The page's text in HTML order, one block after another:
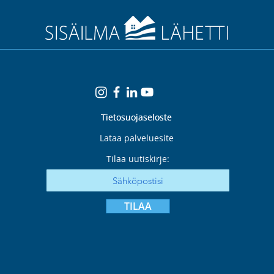
näppärään
olosuhdeseurantaan
Tietosuojaseloste
Tietosuojaseloste
Lataa palveluesite
Tilaa uutiskirje:
TILAA